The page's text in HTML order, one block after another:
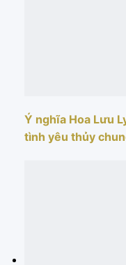
Ý nghĩa Hoa Lưu
tình yêu thủy